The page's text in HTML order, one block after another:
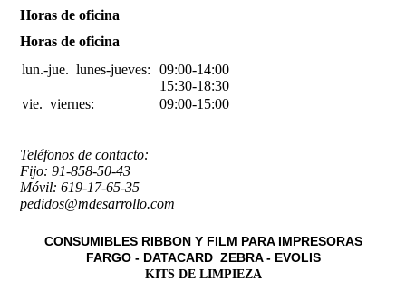
Horas de oficina
Horas de oficina
lun.-jue.lunes-jueves:
09:00-14:00
15:30-18:30
vie.viernes: 09:00-15:00
Teléfonos de contacto:
Fijo: 91-858-50-43
Móvil: 619-17-65-35
pedidos@mdesarrollo.com
CONSUMIBLES RIBBON Y FILM PARA IMPRESORAS
FARGO - DATACARD ZEBRA - EVOLIS
KITS DE LIMPIEZA